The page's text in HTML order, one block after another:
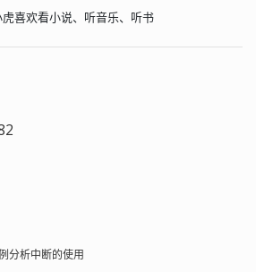
喜欢看小说、听音乐、听书
分析中断的使用